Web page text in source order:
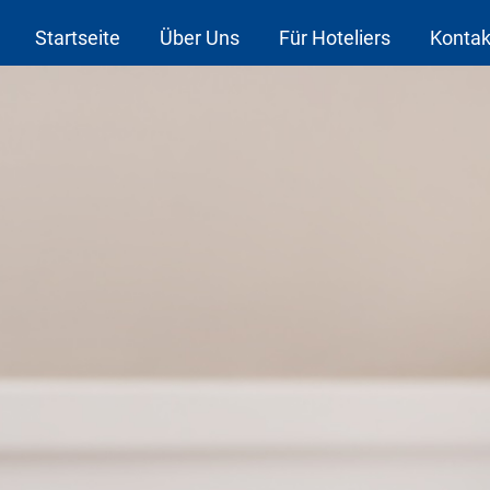
Startseite Über Uns Für Hoteliers